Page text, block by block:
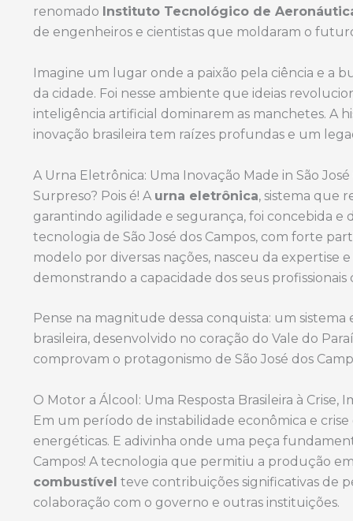
renomado Instituto Tecnológico de
de engenheiros e cientistas que moldaram o
Imagine um lugar onde a paixão pela ciência e a
da cidade. Foi nesse ambiente que ideias
inteligência artificial dominarem as manchetes. A
inovação brasileira tem raízes profundas e um
A Urna Eletrônica: Uma Inovação Made in São
Surpreso? Pois é! A urna eletrônica, sistema que
garantindo agilidade e segurança, foi concebida
tecnologia de São José dos Campos, com forte
modelo por diversas nações, nasceu da expertise
demonstrando a capacidade dos seus
Pense na magnitude dessa conquista: um
brasileira, desenvolvido no coração do Vale do
comprovam o protagonismo de São José dos
O Motor a Álcool: Uma Resposta Brasileira à Crise,
Em um período de instabilidade econômica e
energéticas. E adivinha onde uma peça
Campos! A tecnologia que permitiu a produção
combustível teve contribuições significativas de
colaboração com o governo e outras instituições.